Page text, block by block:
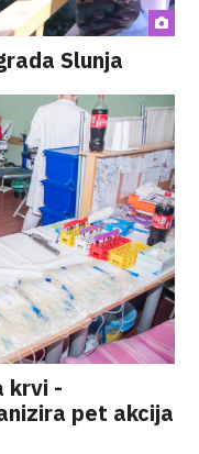
Slunja
krvi -
pet akcija